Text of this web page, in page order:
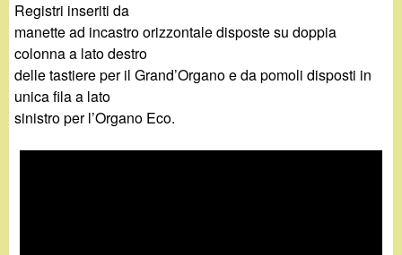
Registri inseriti da
manette ad incastro orizzontale disposte su doppia
colonna a lato destro
delle tastiere per il Grand’Organo e da pomoli disposti in
unica fila a lato
sinistro per l’Organo Eco.